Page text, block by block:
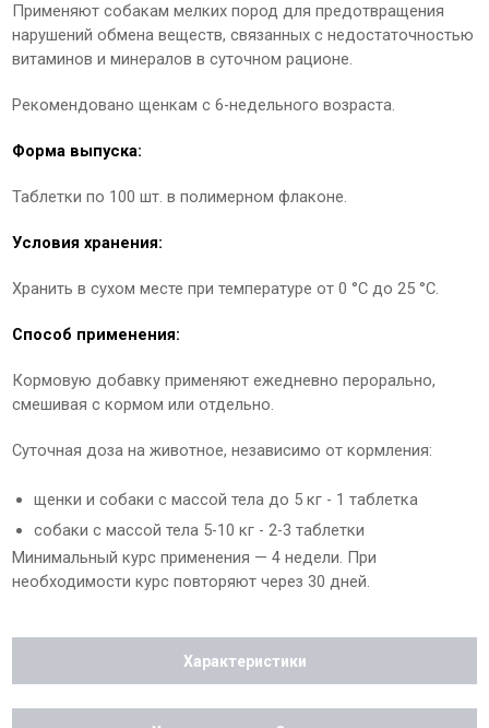
Применяют собакам мелких пород для предотвращения
нарушений обмена веществ, связанных с недостаточностью
витаминов и минералов в суточном рационе.
Рекомендовано щенкам с 6-недельного возраста.
Форма выпуска:
Таблетки по 100 шт. в полимерном флаконе.
Условия хранения:
Хранить в сухом месте при температуре от 0 °С до 25 °С.
Способ применения:
Кормовую добавку применяют ежедневно перорально,
смешивая с кормом или отдельно.
Суточная доза на животное, независимо от кормления:
щенки и собаки с массой тела до 5 кг - 1 таблетка
собаки с массой тела 5-10 кг - 2-3 таблетки
Минимальный курс применения — 4 недели. При
необходимости курс повторяют через 30 дней.
Характеристики